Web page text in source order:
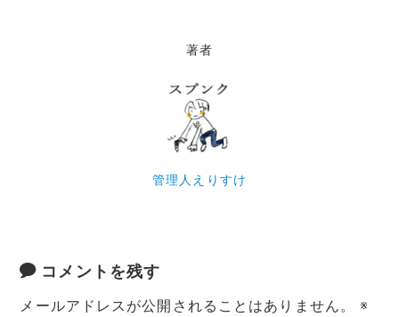
著者
管理人えりすけ
コメントを残す
メールアドレスが公開されることはありません。
※